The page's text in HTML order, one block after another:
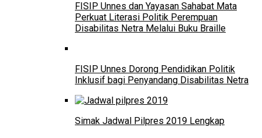
FISIP Unnes dan Yayasan Sahabat Mata
Perkuat Literasi Politik Perempuan
Disabilitas Netra Melalui Buku Braille
FISIP Unnes Dorong Pendidikan Politik
Inklusif bagi Penyandang Disabilitas Netra
Simak Jadwal Pilpres 2019 Lengkap